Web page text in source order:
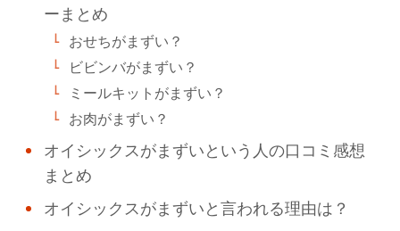
ーまとめ
おせちがまずい？
ビビンバがまずい？
ミールキットがまずい？
お肉がまずい？
オイシックスがまずいという人の口コミ感想
まとめ
オイシックスがまずいと言われる理由は？